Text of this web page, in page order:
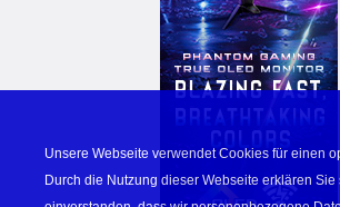
Unsere Webseite verwendet Cookies für einen
Durch die Nutzung dieser Webseite erklären Sie